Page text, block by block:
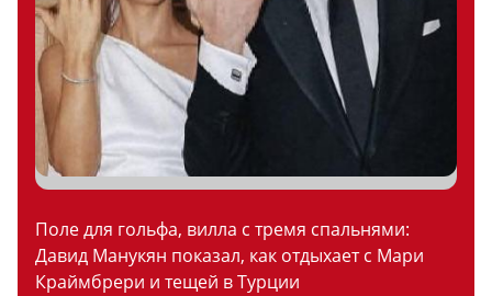
Поле для гольфа, вилла с тремя спальнями:
Давид Манукян показал, как отдыхает с Мари
Краймбрери и тещей в Турции